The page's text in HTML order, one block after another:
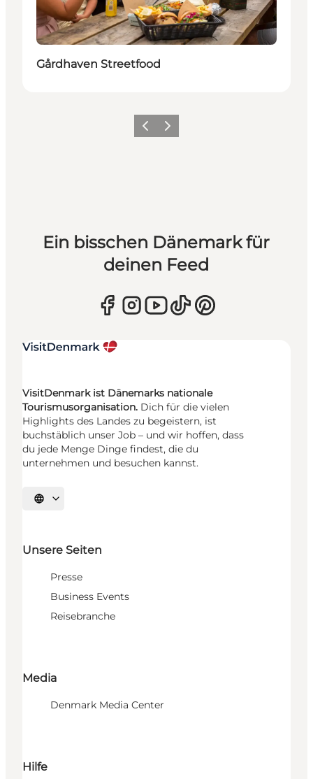
Gårdhaven Streetfood
ZurückWeiter
Ein bisschen Dänemark für
deinen Feed
VisitDenmark ist Dänemarks nationale
Tourismusorganisation. Dich für die vielen
Highlights des Landes zu begeistern, ist
buchstäblich unser Job – und wir hoffen, dass
du jede Menge Dinge findest, die du
unternehmen und besuchen kannst.
Sprache auswählen
Unsere Seiten
Presse
Business Events
Reisebranche
Media
Denmark Media Center
Hilfe